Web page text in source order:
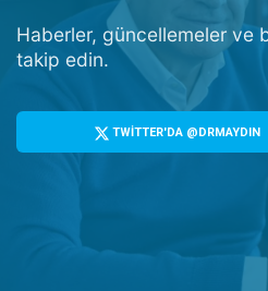
Haberler, güncellemeler ve
takip edin.
TWİTTER'DA @DRMAYDIN